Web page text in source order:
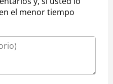
el menor tiempo